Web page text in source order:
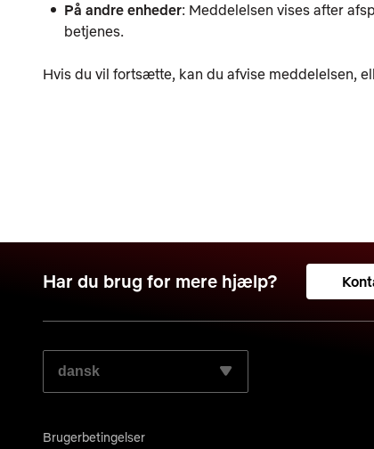
På andre enheder: Meddelelsen vises after
betjenes.
Hvis du vil fortsætte, kan du afvise meddelelsen,
Har du brug for mere hjælp?
VÆLG DIT FORETRUKNE SPROG:
Brugerbetingelser